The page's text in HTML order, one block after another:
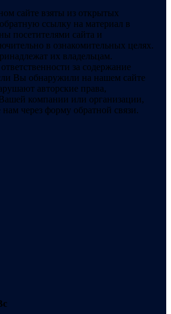
сайте взяты из открытых
ссылку на материал в
посетителями сайта и
в ознакомительных целях.
их владельцам.
за содержание
Вы обнаружили на нашем сайте
авторские права,
компании или организации,
через форму обратной связи.